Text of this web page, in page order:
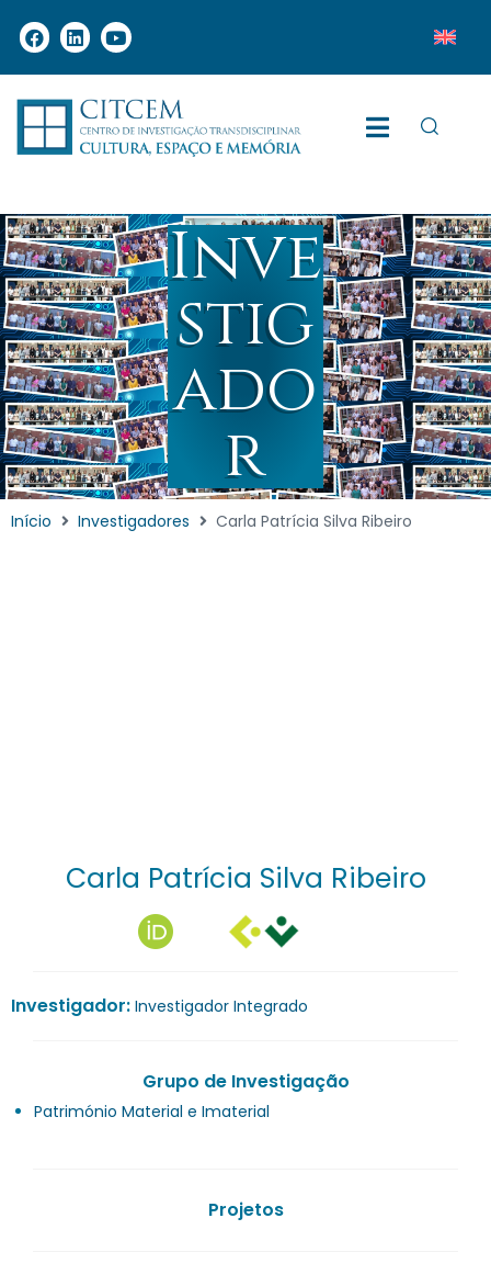
Inve
stig
ado
r
Início Investigadores Carla Patrícia Silva Ribeiro
Carla Patrícia Silva Ribeiro
Investigador: Investigador Integrado
Grupo de Investigação
Património Material e Imaterial
Projetos